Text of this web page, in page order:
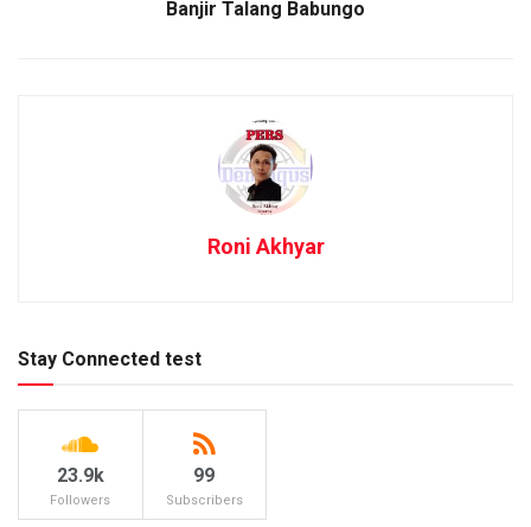
Banjir Talang Babungo
Roni Akhyar
Stay Connected test
23.9k
Followers
99
Subscribers